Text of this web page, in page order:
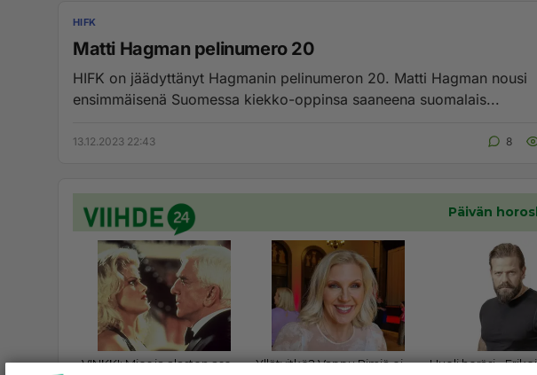
HIFK
Matti Hagman pelinumero 20
HIFK on jäädyttänyt Hagmanin pelinumeron 20. Matti Hagman nousi
ensimmäisenä Suomessa kiekko-oppinsa saaneena suomalais...
13.12.2023 22:43 8